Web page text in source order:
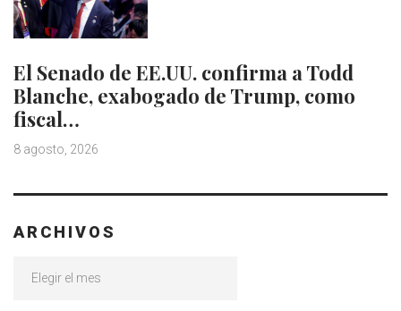
El Senado de EE.UU. confirma a Todd
Blanche, exabogado de Trump, como
fiscal…
8 agosto, 2026
ARCHIVOS